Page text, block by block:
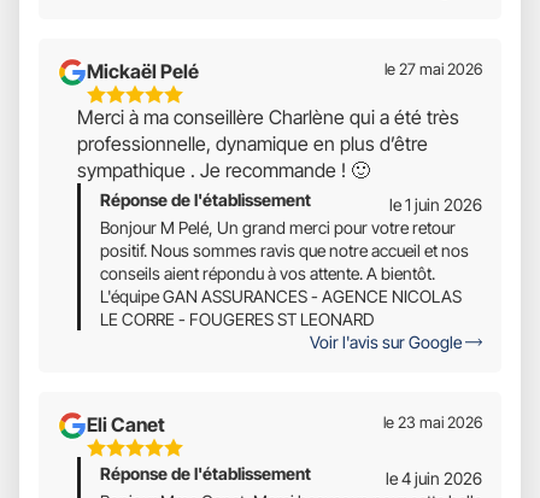
Mickaël Pelé
5
Étoiles
Sur
5
le 27 mai 2026
Merci à ma conseillère Charlène qui a été très
professionnelle, dynamique en plus d’être
sympathique . Je recommande ! 🙂
Réponse de l'établissement
le 1 juin 2026
Bonjour M Pelé, Un grand merci pour votre retour
positif. Nous sommes ravis que notre accueil et nos
conseils aient répondu à vos attente. A bientôt.
L'équipe GAN ASSURANCES - AGENCE NICOLAS
LE CORRE - FOUGERES ST LEONARD
Voir l'avis sur Google
Eli Canet
5
Étoiles
le 23 mai 2026
Réponse de l'établissement
le 4 juin 2026